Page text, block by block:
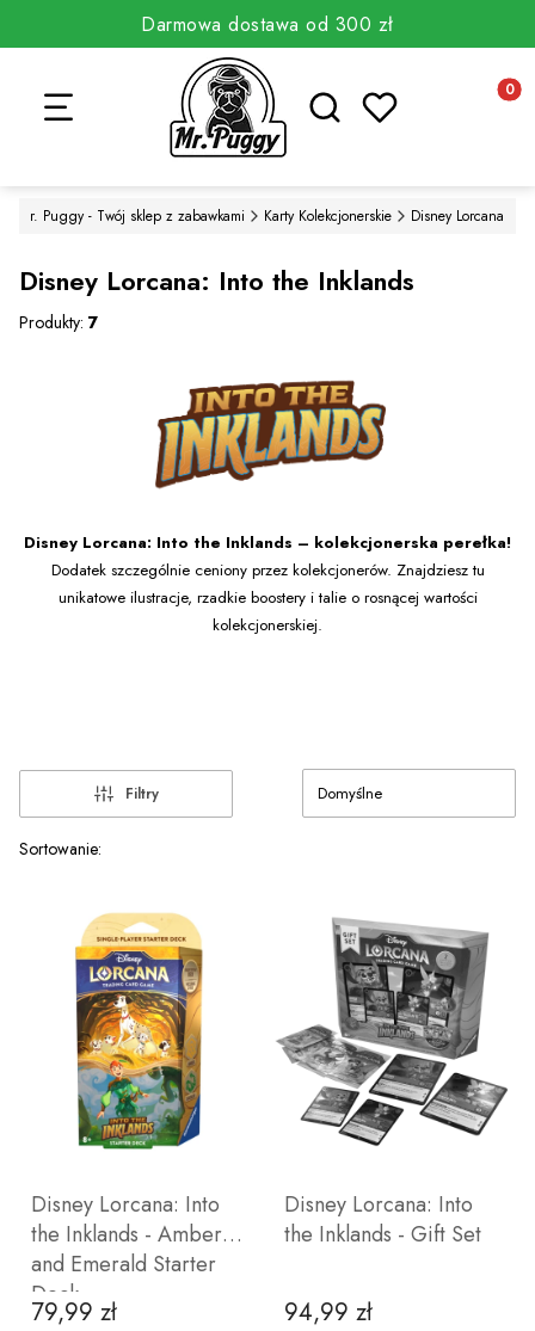
Darmowa dostawa od 300 zł
Otwórz wyszukiwarkę
Mr. Puggy - Twój sklep z zabawkami Karty Kolekcjonerskie Disney Lorcana
Disney Lorcana: Into the Inklands
Produkty: 7
Disney Lorcana: Into the Inklands – kolekcjonerska perełka!
Dodatek szczególnie ceniony przez kolekcjonerów. Znajdziesz tu
unikatowe ilustracje, rzadkie boostery i talie o rosnącej wartości
kolekcjonerskiej.
Filtry
Lista produktów
Sortowanie:
Domyślne
Disney Lorcana: Into
the Inklands - Amber
and Emerald Starter
Deck
Cena
79,99 zł
Disney Lorcana: Into
the Inklands - Gift Set
Cena
94,99 zł